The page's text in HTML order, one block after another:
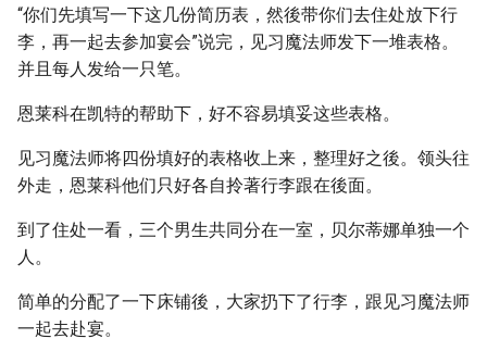
“你们先填写一下这几份简历表，然後带你们去住处放下行
李，再一起去参加宴会”说完，见习魔法师发下一堆表格。
并且每人发给一只笔。
恩莱科在凯特的帮助下，好不容易填妥这些表格。
见习魔法师将四份填好的表格收上来，整理好之後。领头往
外走，恩莱科他们只好各自拎著行李跟在後面。
到了住处一看，三个男生共同分在一室，贝尔蒂娜单独一个
人。
简单的分配了一下床铺後，大家扔下了行李，跟见习魔法师
一起去赴宴。